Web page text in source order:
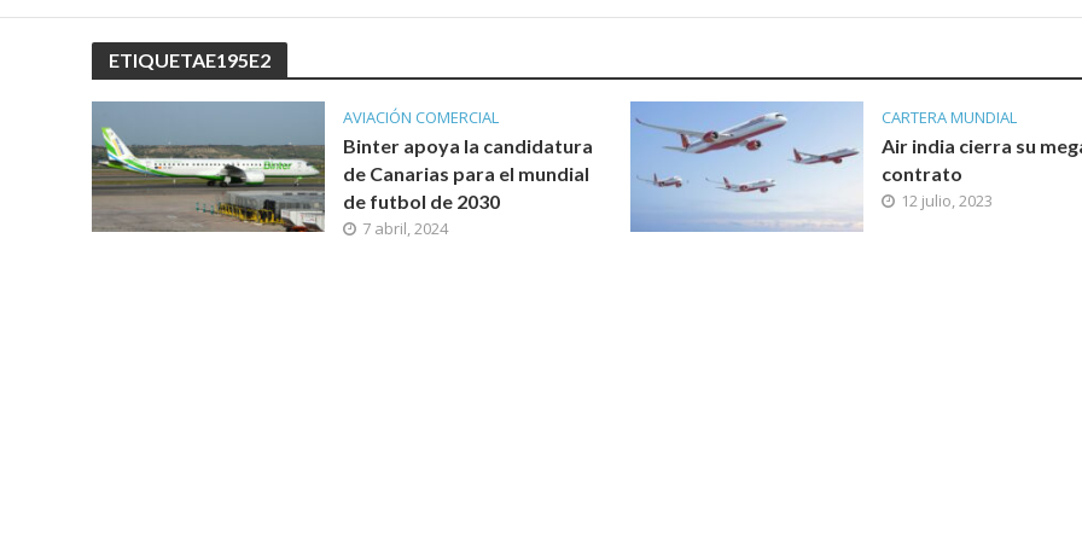
ETIQUETAE195E2
AVIACIÓN COMERCIAL
Binter apoya la candidatura
de Canarias para el mundial
de futbol de 2030
7 abril, 2024
CARTERA MUNDIAL
Air india cierra su
contrato
12 julio, 2023